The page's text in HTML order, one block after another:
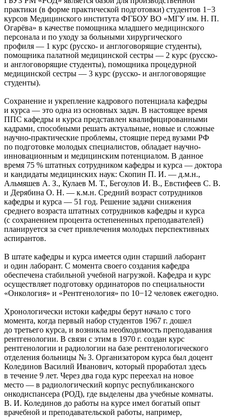
практики (в форме практической подготовки) студентов 1−3
курсов Медицинского института ФГБОУ ВО «МГУ им. Н. П.
Огарёва» в качестве помощника младшего медицинского
персонала и по уходу за больными хирургического
профиля — 1 курс (русско- и англоговорящие студенты),
помощника палатной медицинской сестры — 2 курс (русско-
и англоговорящие студенты), помощника процедурной
медицинской сестры — 3 курс (русско- и англоговорящие
студенты).
Сохранение и укрепление кадрового потенциала кафедры
и курса — это одна из основных задач. В настоящее время
ППС кафедры и курса представлен квалифицированными
кадрами, способными решать актуальные, новые и сложные
научно-практические проблемы, стоящие перед вузами РФ
по подготовке молодых специалистов, обладает научно-
инновационным и медицинским потенциалом. В данное
время 75 % штатных сотрудником кафедры и курса — доктора
и кандидаты медицинских наук: Скопин П. И. — д.м.н.,
Альмяшев А. З., Кулаев М. Т., Бегоулов И. В., Евстифеев С. В.
и Дерябина О. Н. — к.м.н. Средний возраст сотрудников
кафедры и курса — 51 год. Решение задачи снижения
среднего возраста штатных сотрудников кафедры и курса
(с сохранением процента остепененных преподавателей)
планируется за счет привлечения молодых перспективных
аспирантов.
В штате кафедры и курса имеется один старший лаборант
и один лаборант. С момента своего создания кафедра
обеспечена стабильной учебной нагрузкой. Кафедра и курс
осуществляет подготовку ординаторов по специальности
«Онкология» и «Рентгенология» по 10−12 человек ежегодно.
Хронологически истоки кафедры берут начало с того
момента, когда первый набор студентов 1967 г. дошел
до третьего курса, и возникла необходимость преподавания
рентгенологии. В связи с этим в 1970 г. создан курс
рентгенологии и радиологии на базе рентгенологического
отделения больницы № 3. Организатором курса был доцент
Колединов Василий Иванович, который проработал здесь
в течение 9 лет. Через два года курс переехал на новое
место — в радиологический корпус республиканского
онкодиспансера (РОД), где выделены два учебные комнаты.
В. И. Колединов до работы на курсе имел богатый опыт
врачебной и преподавательской работы, например,